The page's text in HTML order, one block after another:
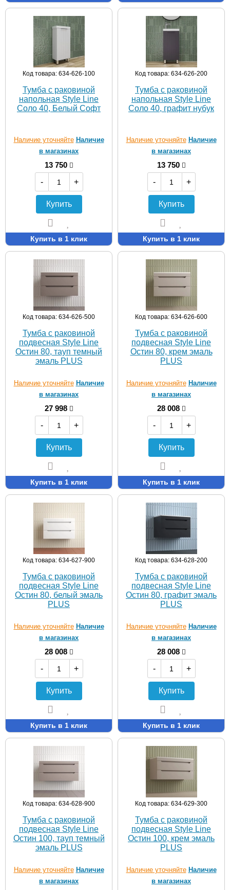
Код товара: 634-626-100
Тумба с раковиной
напольная Style Line
Соло 40, Белый Софт
Наличие уточняйте Наличие
в магазинах
13 750
-
+
Купить
Купить в 1 клик
Код товара: 634-626-200
Тумба с раковиной
напольная Style Line
Соло 40, графит нубук
Наличие уточняйте Наличие
в магазинах
13 750
-
+
Купить
Купить в 1 клик
Код товара: 634-626-500
Тумба с раковиной
подвесная Style Line
Остин 80, тауп темный
эмаль PLUS
Наличие уточняйте Наличие
в магазинах
27 998
-
+
Купить
Купить в 1 клик
Код товара: 634-626-600
Тумба с раковиной
подвесная Style Line
Остин 80, крем эмаль
PLUS
Наличие уточняйте Наличие
в магазинах
28 008
-
+
Купить
Купить в 1 клик
Код товара: 634-627-900
Тумба с раковиной
подвесная Style Line
Остин 80, белый эмаль
PLUS
Наличие уточняйте Наличие
в магазинах
28 008
-
+
Купить
Купить в 1 клик
Код товара: 634-628-200
Тумба с раковиной
подвесная Style Line
Остин 80, графит эмаль
PLUS
Наличие уточняйте Наличие
в магазинах
28 008
-
+
Купить
Купить в 1 клик
Код товара: 634-628-900
Тумба с раковиной
подвесная Style Line
Остин 100, тауп темный
эмаль PLUS
Наличие уточняйте Наличие
в магазинах
Код товара: 634-629-300
Тумба с раковиной
подвесная Style Line
Остин 100, крем эмаль
PLUS
Наличие уточняйте Наличие
в магазинах